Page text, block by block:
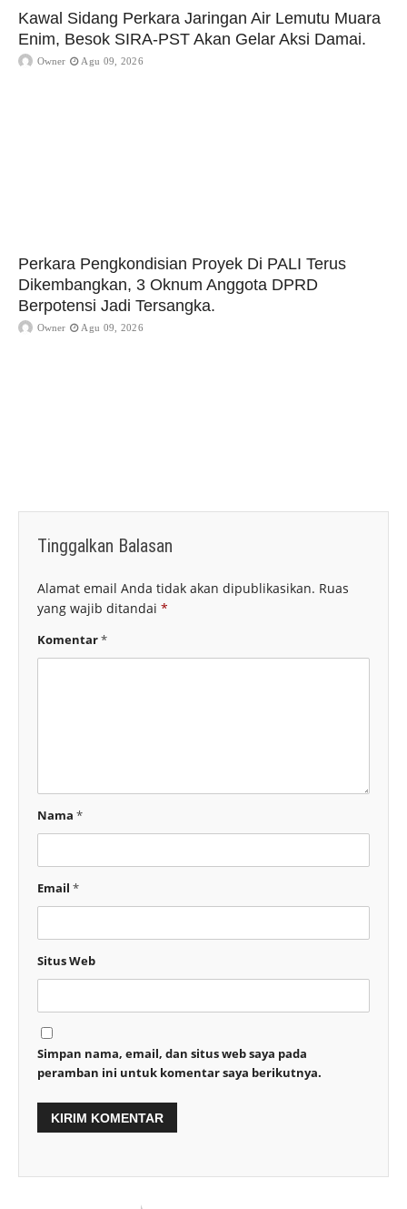
Kawal Sidang Perkara Jaringan Air Lemutu Muara
Enim, Besok SIRA-PST Akan Gelar Aksi Damai.
Owner Agu 09, 2026
Perkara Pengkondisian Proyek Di PALI Terus
Dikembangkan, 3 Oknum Anggota DPRD
Berpotensi Jadi Tersangka.
Owner Agu 09, 2026
Tinggalkan Balasan
Alamat email Anda tidak akan dipublikasikan. Ruas
yang wajib ditandai *
Komentar*
Nama *
Email *
Situs Web
Simpan nama, email, dan situs web saya pada
peramban ini untuk komentar saya berikutnya.